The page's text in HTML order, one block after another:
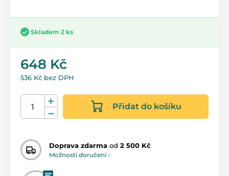
Skladem 2 ks
648 Kč
536 Kč bez DPH
Přidat do košíku
Doprava zdarma od 2 500 Kč
Možnosti doručení ›